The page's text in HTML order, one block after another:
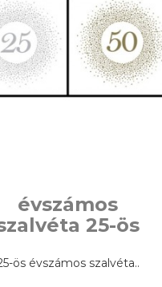
évszámos
25-ös
ös évszámos szalvéta..